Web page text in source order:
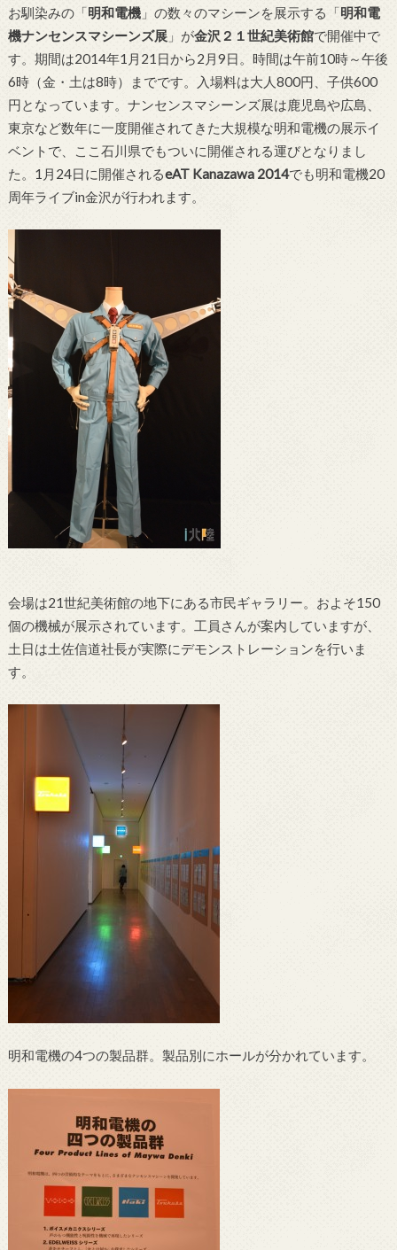
お馴染みの「明和電機」の数々のマシーンを展示する「明和電
機ナンセンスマシーンズ展」が金沢２１世紀美術館で開催中で
す。期間は2014年1月21日から2月9日。時間は午前10時～午後
6時（金・土は8時）までです。入場料は大人800円、子供600
円となっています。ナンセンスマシーンズ展は鹿児島や広島、
東京など数年に一度開催されてきた大規模な明和電機の展示イ
ベントで、ここ石川県でもついに開催される運びとなりまし
た。1月24日に開催されるeAT Kanazawa 2014でも明和電機20
周年ライブin金沢が行われます。
会場は21世紀美術館の地下にある市民ギャラリー。およそ150
個の機械が展示されています。工員さんが案内していますが、
土日は土佐信道社長が実際にデモンストレーションを行いま
す。
明和電機の4つの製品群。製品別にホールが分かれています。